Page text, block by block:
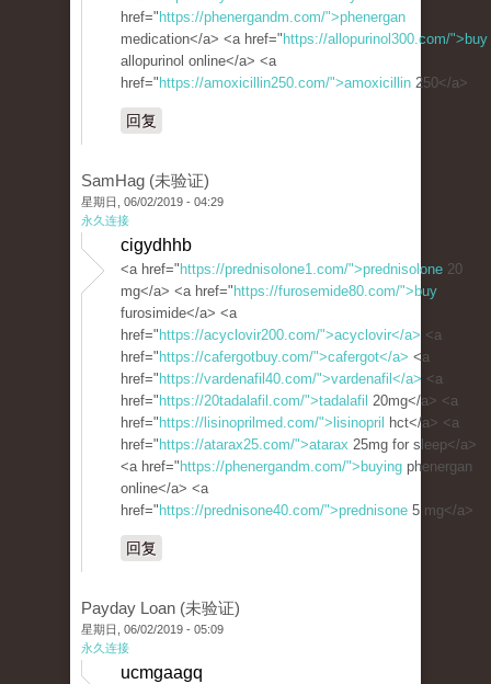
href=" https://phenergandm.com/">phenergan
medication</a> <a href=" https://allopurinol300.com/">buy
allopurinol online</a> <a
href=" https://amoxicillin250.com/">amoxicillin 250</a>
回复
SamHag (未验证)
星期日, 06/02/2019 - 04:29
永久连接
cigydhhb
<a href=" https://prednisolone1.com/">prednisolone 20
mg</a> <a href=" https://furosemide80.com/">buy
furosimide</a> <a
href=" https://acyclovir200.com/">acyclovir</a> <a
href=" https://cafergotbuy.com/">cafergot</a> <a
href=" https://vardenafil40.com/">vardenafil</a> <a
href=" https://20tadalafil.com/">tadalafil 20mg</a> <a
href=" https://lisinoprilmed.com/">lisinopril
hct</a> <a
href=" https://atarax25.com/">atarax 25mg for sleep</a>
<a href=" https://phenergandm.com/">buying phenergan
online</a> <a
href=" https://prednisone40.com/">prednisone 5 mg</a>
回复
Payday Loan (未验证)
星期日, 06/02/2019 - 05:09
永久连接
ucmgaagq